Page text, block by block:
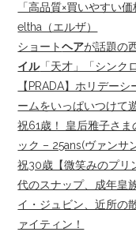
「高品質×買いやすい
eltha（エルザ）
ショートヘアが話題の
イル「天才」「シンク
【PRADA】ホリデー
ームをいっぱいつけて
祝61歳！ 皇后雅子さ
ック – 25ans(ヴァンサ
祝30歳【微笑みのプリ
代のスナップ、成年皇
イ・ジュビン、近所の
ァイティン！